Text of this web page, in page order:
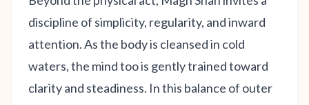
discipline of simplicity, regularity, and inward
attention. As the body is cleansed in cold
waters, the mind too is gently trained toward
clarity and steadiness. In this balance of outer